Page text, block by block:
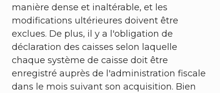
manière dense et inaltérable, et les
modifications ultérieures doivent être
exclues. De plus, il y a l'obligation de
déclaration des caisses selon laquelle
chaque système de caisse doit être
enregistré auprès de l'administration fiscale
dans le mois suivant son acquisition. Bien